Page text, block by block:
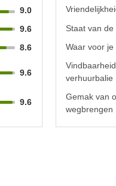
9.0
9.6
8.6
9.6
9.6
Staat van de
Waar voor je
verhuurbalie
Gemak van
wegbrengen